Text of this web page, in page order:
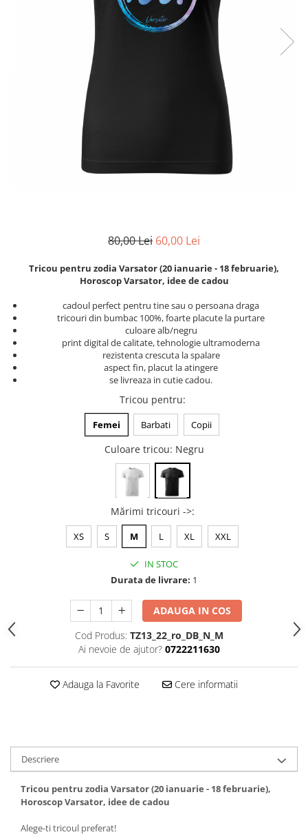
Zodia Sagetator
Tricou personalizat cu imaginea
Tricouri pescari
Tricouri gameri
Tricouri music is life
Tricouri sporturi de iarna
Tricouri snowboard
Tricouri ski
Tricouri aniversare
Tricouri cadou 20 ani
Tricouri motociclisti
Tricouri biciclisti
Tricouri biciclisti
Tricouri biciclisti MTB
Tricouri biciclisti BMX
Tricouri biciclisti downhill
Tricouri fitness/sala de forta
Tricouri yoga
80,00 Lei 60,00 Lei
Tricou pentru zodia Varsator (20 ianuarie - 18 februarie),
Horoscop Varsator, idee de cadou
cadoul perfect pentru tine sau o persoana draga
tricouri din bumbac 100%, foarte placute la purtare
culoare alb/negru
print digital de calitate, tehnologie ultramoderna
rezistenta crescuta la spalare
aspect fin, placut la atingere
se livreaza in cutie cadou.
Tricou pentru:
Femei Barbati Copii
Culoare tricou: Negru
Mărimi tricouri ->:
XS S M L XL XXL
IN STOC
Durata de livrare: 1
ADAUGA IN COS
Cod Produs: TZ13_22_ro_DB_N_M
Ai nevoie de ajutor? 0722211630
Adauga la Favorite Cere informatii
Descriere
Tricou pentru zodia Varsator (20 ianuarie - 18 februarie),
Horoscop Varsator, idee de cadou
Alege-ti tricoul preferat!